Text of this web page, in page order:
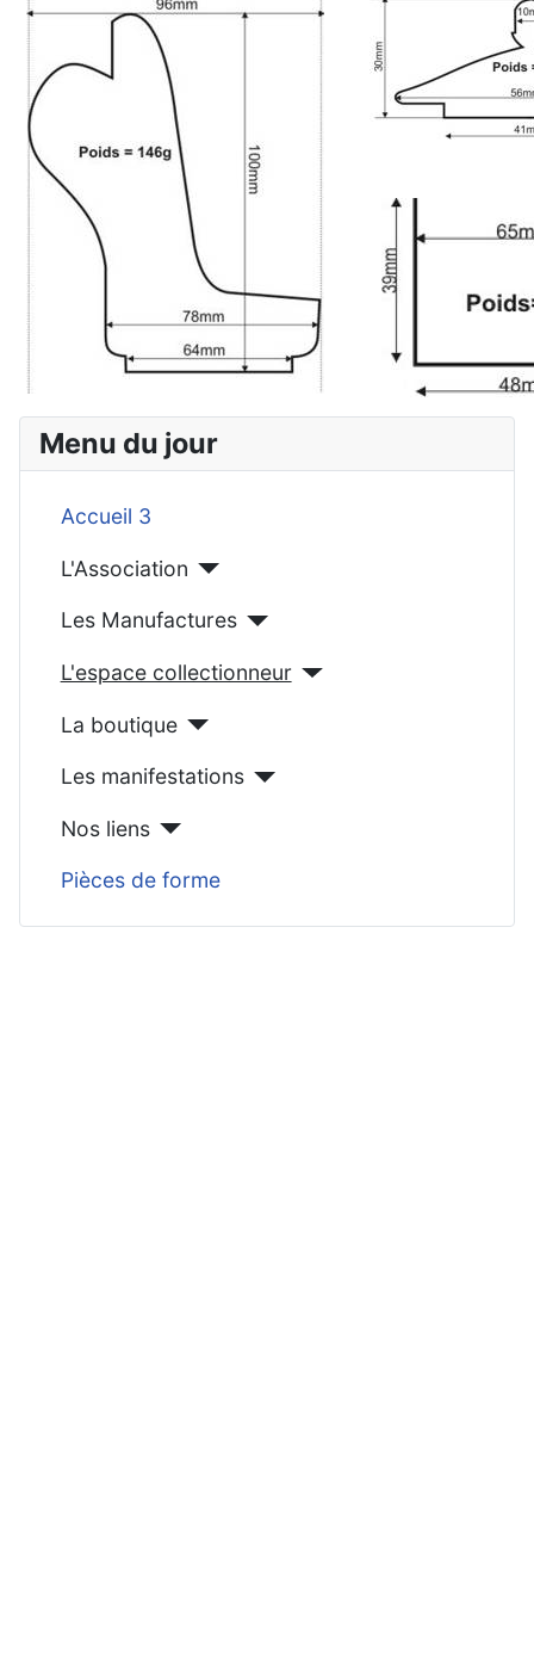
Menu du jour
Accueil 3
L'Association
Les Manufactures
L'espace collectionneur
La boutique
Les manifestations
Nos liens
Pièces de forme